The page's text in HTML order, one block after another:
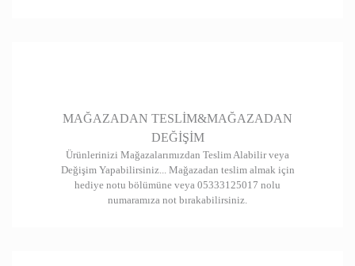
Gönder
MAĞAZADAN TESLİM&MAĞAZADAN
DEĞİŞİM
Ürünlerinizi Mağazalarımızdan Teslim Alabilir veya
Değişim Yapabilirsiniz... Mağazadan teslim almak için
hediye notu bölümüne veya 05333125017 nolu
numaramıza not bırakabilirsiniz.